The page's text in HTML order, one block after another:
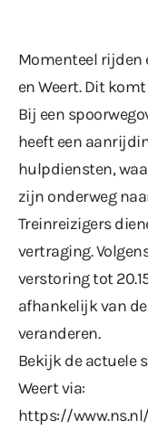
Momenteel rijden
en Weert. Dit
Bij een
heeft een
hulpdiensten,
zijn onderweg
Treinreizigers
vertraging.
verstoring tot
afhankelijk van
veranderen.
Bekijk de actuele
Weert via:
https://